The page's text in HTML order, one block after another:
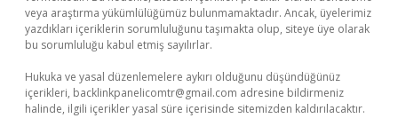
veya araştırma yükümlülüğümüz bulunmamaktadır. Ancak, üyelerimiz
yazdıkları içeriklerin sorumluluğunu taşımakta olup, siteye üye olarak
bu sorumluluğu kabul etmiş sayılırlar.
Hukuka ve yasal düzenlemelere aykırı olduğunu düşündüğünüz
içerikleri, backlinkpanelicomtr@gmail.com adresine bildirmeniz
halinde, ilgili içerikler yasal süre içerisinde sitemizden kaldırılacaktır.